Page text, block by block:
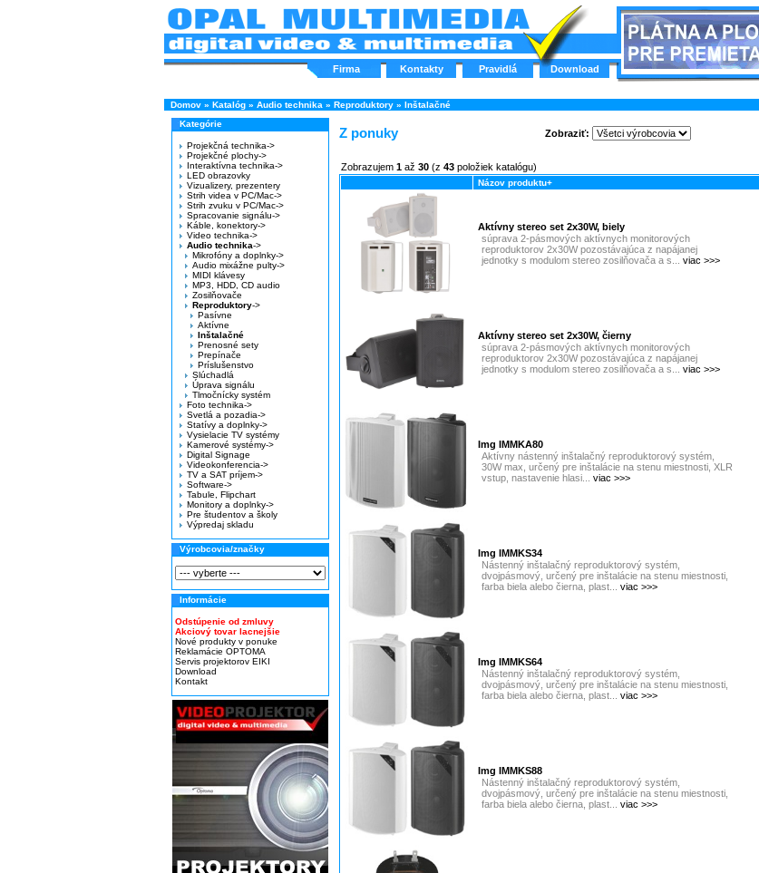
Firma Kontakty Pravidlá Download
Domov» Katalóg» Audio technika » Reproduktory» Inštalačné
Kategórie
Projekčná technika->
Projekčné plochy->
Interaktívna technika->
LED obrazovky
Vizualizery, prezentery
Strih videa v PC/Mac->
Strih zvuku v PC/Mac->
Spracovanie signálu->
Káble, konektory->
Video technika->
Audio technika->
Mikrofóny a doplnky->
Audio mixážne pulty->
MIDI klávesy
MP3, HDD, CD audio
Zosilňovače
Reproduktory->
Pasívne
Aktívne
Inštalačné
Prenosné sety
Prepínače
Príslušenstvo
Slúchadlá
Úprava signálu
Tlmočnícky systém
Foto technika->
Svetlá a pozadia->
Statívy a doplnky->
Vysielacie TV systémy
Kamerové systémy->
Digital Signage
Videokonferencia->
TV a SAT príjem->
Software->
Tabule, Flipchart
Monitory a doplnky->
Pre študentov a školy
Výpredaj skladu
Výrobcovia/značky
Informácie
Odstúpenie od zmluvy
Akciový tovar lacnejšie
Nové produkty v ponuke
Reklamácie OPTOMA
Servis projektorov EIKI
Download
Kontakt
Z ponuky Zobraziť:
Zobrazujem 1až 30(z 43položiek katalógu)
Názov produktu+
Aktívny stereo set 2x30W, biely
súprava 2-pásmových aktívnych monitorových
reproduktorov 2x30W pozostávajúca z napájanej
jednotky s modulom stereo zosilňovača a s... viac >>>
Aktívny stereo set 2x30W, čierny
súprava 2-pásmových aktívnych monitorových
reproduktorov 2x30W pozostávajúca z napájanej
jednotky s modulom stereo zosilňovača a s... viac >>>
Img IMMKA80
Aktívny nástenný inštalačný reproduktorový systém,
30W max, určený pre inštalácie na stenu miestnosti, XLR
vstup, nastavenie hlasi... viac >>>
Img IMMKS34
Nástenný inštalačný reproduktorový systém,
dvojpásmový, určený pre inštalácie na stenu miestnosti,
farba biela alebo čierna, plast... viac >>>
Img IMMKS64
Nástenný inštalačný reproduktorový systém,
dvojpásmový, určený pre inštalácie na stenu miestnosti,
farba biela alebo čierna, plast... viac >>>
Img IMMKS88
Nástenný inštalačný reproduktorový systém,
dvojpásmový, určený pre inštalácie na stenu miestnosti,
farba biela alebo čierna, plast... viac >>>